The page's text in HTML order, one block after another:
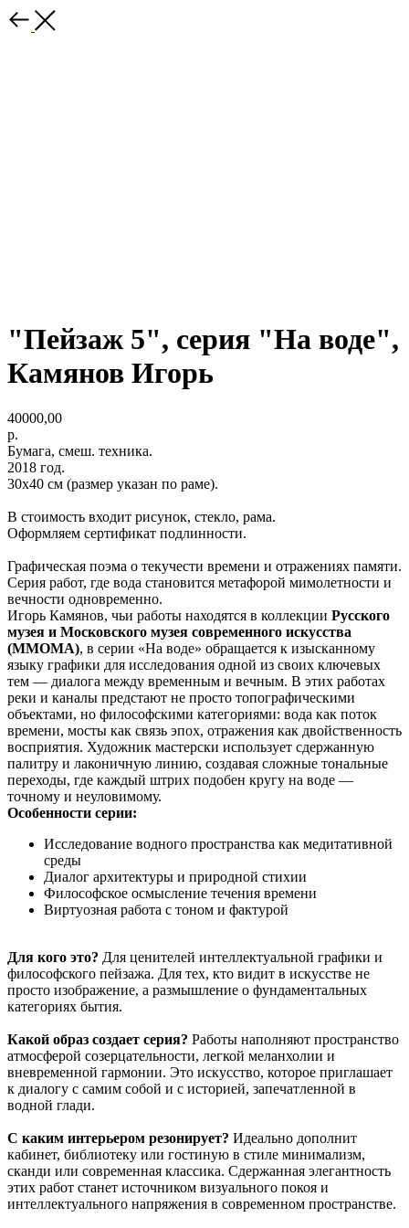
"Пейзаж 5", серия "На воде",
Камянов Игорь
40000,00
р.
Бумага, смеш. техника.
2018 год.
30х40 см (размер указан по раме).
В стоимость входит рисунок, стекло, рама.
Оформляем сертификат подлинности.
Графическая поэма о текучести времени и отражениях памяти.
Серия работ, где вода становится метафорой мимолетности и
вечности одновременно.
Игорь Камянов, чьи работы находятся в коллекции Русского
музея и Московского музея современного искусства
(ММОМА), в серии «На воде» обращается к изысканному
языку графики для исследования одной из своих ключевых
тем — диалога между временным и вечным. В этих работах
реки и каналы предстают не просто топографическими
объектами, но философскими категориями: вода как поток
времени, мосты как связь эпох, отражения как двойственность
восприятия. Художник мастерски использует сдержанную
палитру и лаконичную линию, создавая сложные тональные
переходы, где каждый штрих подобен кругу на воде —
точному и неуловимому.
Особенности серии:
Исследование водного пространства как медитативной
среды
Диалог архитектуры и природной стихии
Философское осмысление течения времени
Виртуозная работа с тоном и фактурой
Для кого это? Для ценителей интеллектуальной графики и
философского пейзажа. Для тех, кто видит в искусстве не
просто изображение, а размышление о фундаментальных
категориях бытия.
Какой образ создает серия? Работы наполняют пространство
атмосферой созерцательности, легкой меланхолии и
вневременной гармонии. Это искусство, которое приглашает
к диалогу с самим собой и с историей, запечатленной в
водной глади.
С каким интерьером резонирует? Идеально дополнит
кабинет, библиотеку или гостиную в стиле минимализм,
сканди или современная классика. Сдержанная элегантность
этих работ станет источником визуального покоя и
интеллектуального напряжения в современном пространстве.